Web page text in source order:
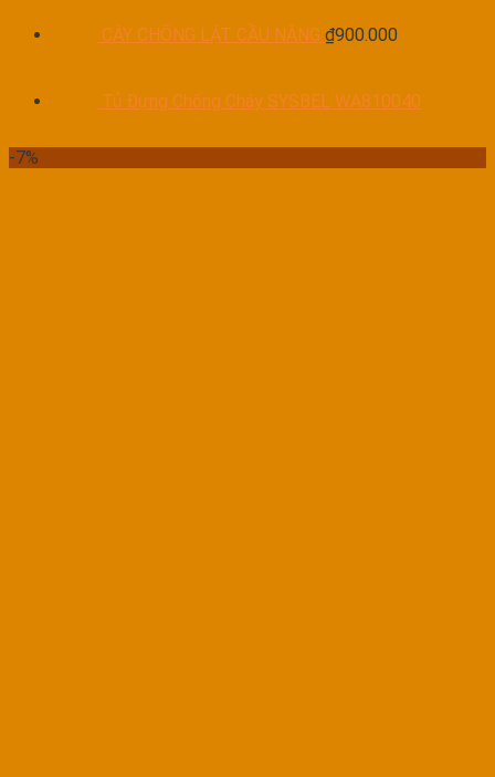
CÂY CHỐNG LẬT CẦU NÂNG ₫900.000
Tủ Đựng Chống Cháy SYSBEL WA810040
-7%